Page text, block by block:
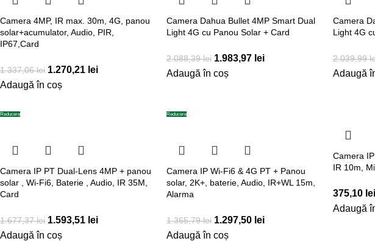
Camera 4MP, IR max. 30m, 4G, panou
solar+acumulator, Audio, PIR,
IP67,Card
1.337,06lei 1.270,21 lei
Adaugă în coș
Camera Dahua Bullet 4MP Smart Dual
Light 4G cu Panou Solar + Card
2.088,39lei 1.983,97 lei
Adaugă în coș
Camera
Light 4G
2.039,99
Adaugă
Reducere
Camera IP PT Dual-Lens 4MP + panou
solar , Wi-Fi6, Baterie , Audio, IR 35M,
Card
1.677,37lei 1.593,51 lei
Adaugă în coș
Reducere
Camera IP Wi-Fi6 & 4G PT + Panou
solar, 2K+, baterie, Audio, IR+WL 15m,
Alarma
1.365,79lei 1.297,50 lei
Adaugă în coș
Camera
IR 10m,
375,10 lei
Adaugă